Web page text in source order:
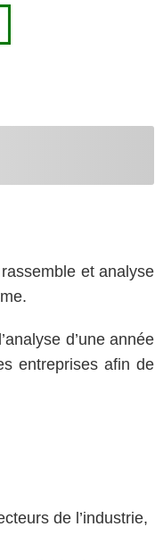
et analyse
d’une année
entreprises afin de
de l’industrie,